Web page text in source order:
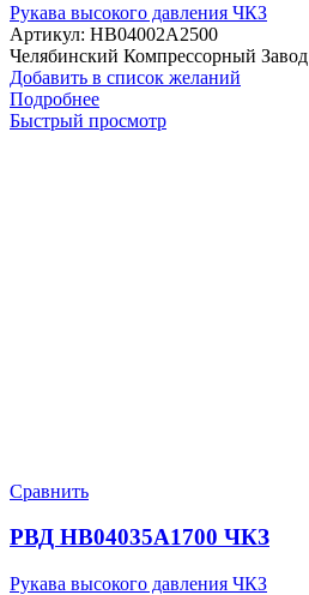
Рукава высокого давления ЧКЗ
Артикул: HB04002A2500
Челябинский Компрессорный Завод
Добавить в список желаний
Подробнее
Быстрый просмотр
Сравнить
РВД HB04035A1700 ЧКЗ
Рукава высокого давления ЧКЗ